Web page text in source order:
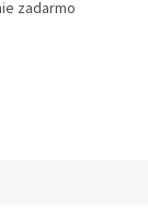
zadarmo